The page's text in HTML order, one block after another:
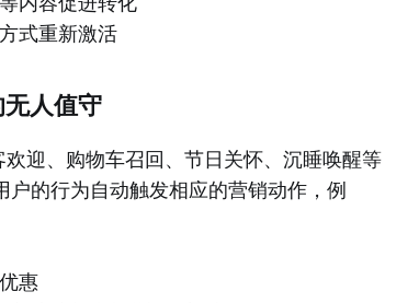
内容促进转化
式重新激活
人值守
迎、购物车召回、节日关怀、沉睡唤醒等
的行为自动触发相应的营销动作，例
惠